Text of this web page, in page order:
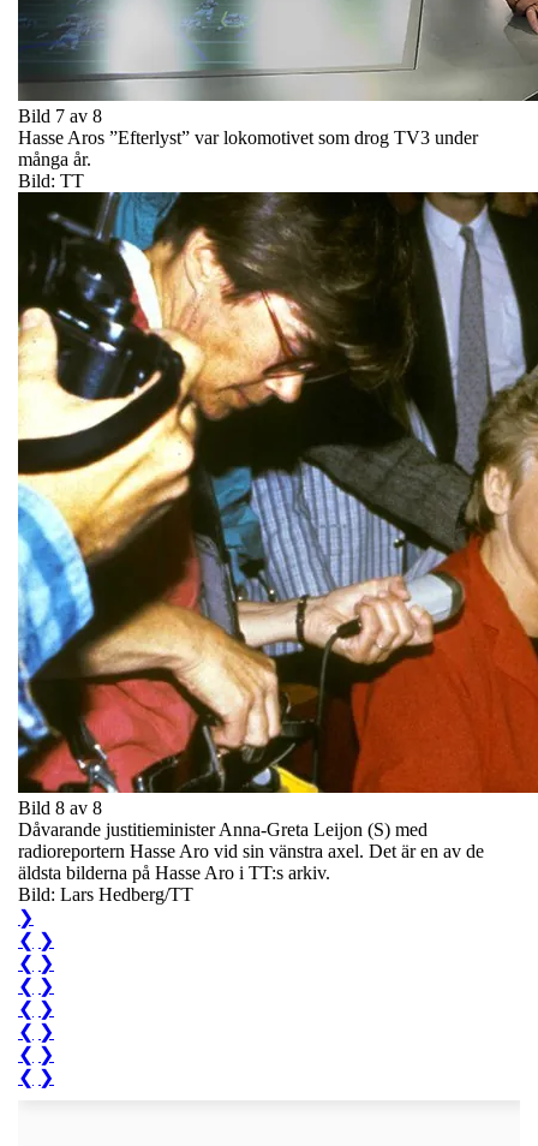
Bild 7 av 8
Hasse Aros ”Efterlyst” var lokomotivet som drog TV3 under
många år.
Bild: TT
Bild 8 av 8
Dåvarande justitieminister Anna-Greta Leijon (S) med
radioreportern Hasse Aro vid sin vänstra axel. Det är en av de
äldsta bilderna på Hasse Aro i TT:s arkiv.
Bild: Lars Hedberg/TT
❯
❮ ❯
❮ ❯
❮ ❯
❮ ❯
❮ ❯
❮ ❯
❮ ❯